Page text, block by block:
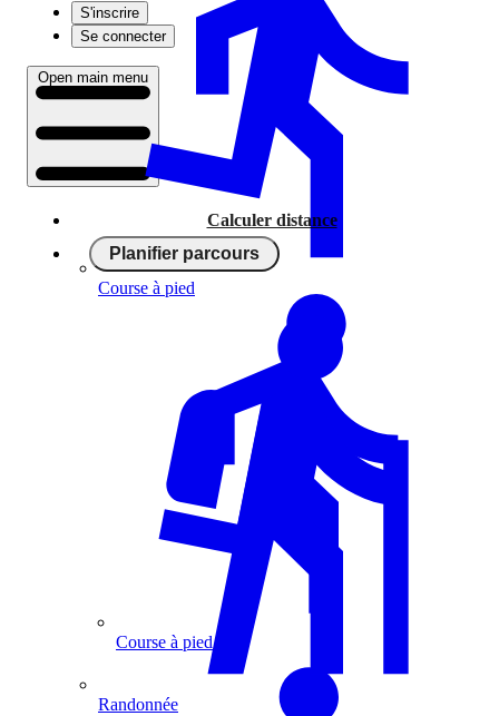
S'inscrire
Se connecter
Open main menu
Calculer distance
Planifier parcours
Course à pied
Course à pied
Randonnée